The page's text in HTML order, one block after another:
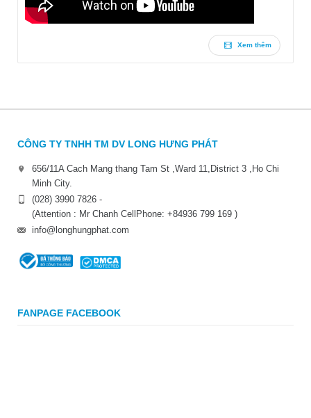
Xem thêm
CÔNG TY TNHH TM DV LONG HƯNG PHÁT
656/11A Cach Mang thang Tam St ,Ward 11,District 3 ,Ho Chi
Minh City.
(028) 3990 7826 -
(Attention : Mr Chanh CellPhone: +84936 799 169 )
info@longhungphat.com
FANPAGE FACEBOOK